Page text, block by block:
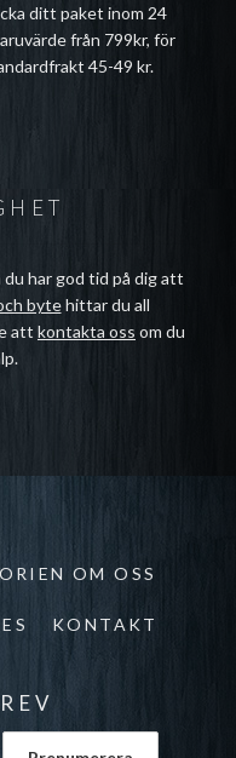
ditt paket inom 24
från 799kr, för
45-49 kr.
har god tid på dig att
bytehittar du all
att kontakta oss om du
OM OSS
KONTAKT